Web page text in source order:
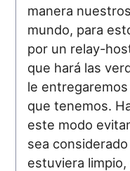
manera
mundo, para
por un relay-
que hará las
le
que tenemos.
este modo
sea
estuviera